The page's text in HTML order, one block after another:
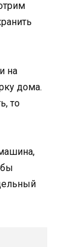
на
дома.
то